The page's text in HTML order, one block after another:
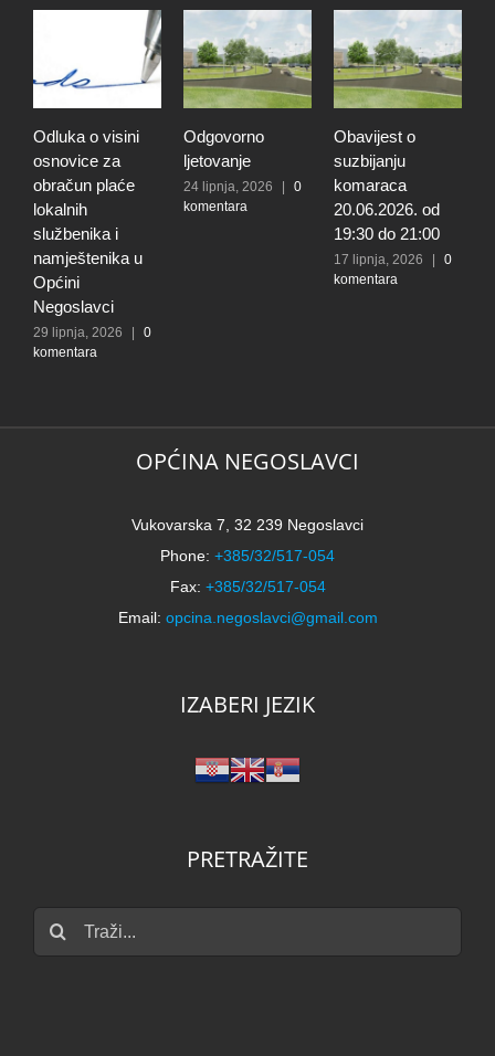
Odluka o visini
osnovice za
obračun plaće
lokalnih
službenika i
namještenika u
Općini
Negoslavci
29 lipnja, 2026
0
komentara
Odgovorno
ljetovanje
24 lipnja, 2026
0
komentara
Obavijest o
suzbijanju
komaraca
20.06.2026. od
19:30 do 21:00
17 lipnja, 2026
0
komentara
OPĆINA NEGOSLAVCI
Vukovarska 7, 32 239 Negoslavci
Phone: +385/32/517-054
Fax: +385/32/517-054
Email: opcina.negoslavci@gmail.com
IZABERI JEZIK
PRETRAŽITE
Traži...